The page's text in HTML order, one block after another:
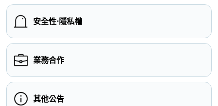
安全性⋅隱私權
業務合作
其他公告